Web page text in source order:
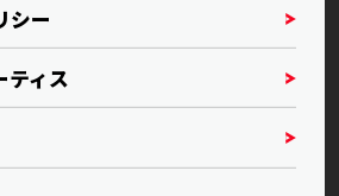
シー
ティス